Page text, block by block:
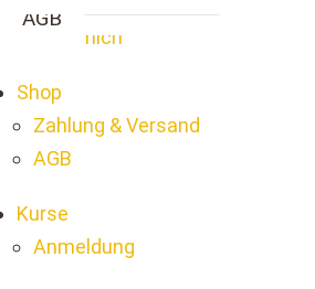
AGB
Über mich
Shop
Zahlung & Versand
AGB
Kurse
Anmeldung